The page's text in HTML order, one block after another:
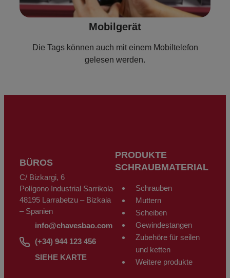
Mobilgerät
Die Tags können auch mit einem Mobiltelefon
gelesen werden.
BÜROS
C/ Bizkargi, 6
Polígono Industrial Sarrikola
48195 Larrabetzu – Bizkaia
– Spanien
info@chavesbao.com
(+34) 944 123 456
SIEHE KARTE
PRODUKTE
SCHRAUBMATERIAL
Schrauben
Muttern
Scheiben
Gewindestangen
Zubehöre für seilen
und ketten
Weitere produkte